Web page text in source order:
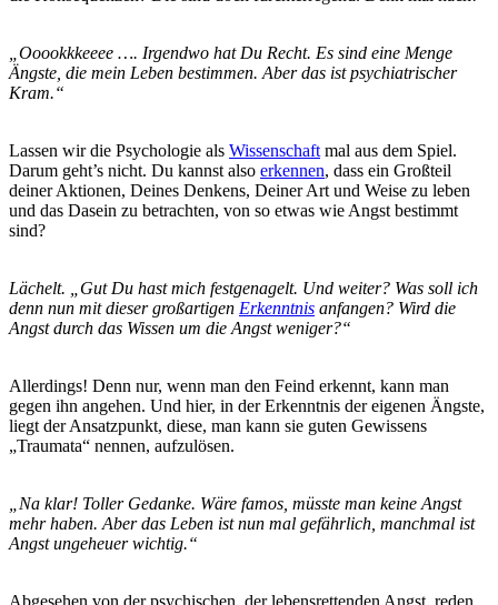
„Ooookkkeeee …. Irgendwo hat Du Recht. Es sind eine Menge
Ängste, die mein Leben bestimmen. Aber das ist psychiatrischer
Kram.“
Lassen wir die Psychologie als Wissenschaft mal aus dem Spiel.
Darum geht’s nicht. Du kannst also erkennen, dass ein Großteil
deiner Aktionen, Deines Denkens, Deiner Art und Weise zu leben
und das Dasein zu betrachten, von so etwas wie Angst bestimmt
sind?
Lächelt. „Gut Du hast mich festgenagelt. Und weiter? Was soll ich
denn nun mit dieser großartigen Erkenntnis anfangen? Wird die
Angst durch das Wissen um die Angst weniger?“
Allerdings! Denn nur, wenn man den Feind erkennt, kann man
gegen ihn angehen. Und hier, in der Erkenntnis der eigenen Ängste,
liegt der Ansatzpunkt, diese, man kann sie guten Gewissens
„Traumata“ nennen, aufzulösen.
„Na klar! Toller Gedanke. Wäre famos, müsste man keine Angst
mehr haben. Aber das Leben ist nun mal gefährlich, manchmal ist
Angst ungeheuer wichtig.“
Abgesehen von der psychischen, der lebensrettenden Angst, reden